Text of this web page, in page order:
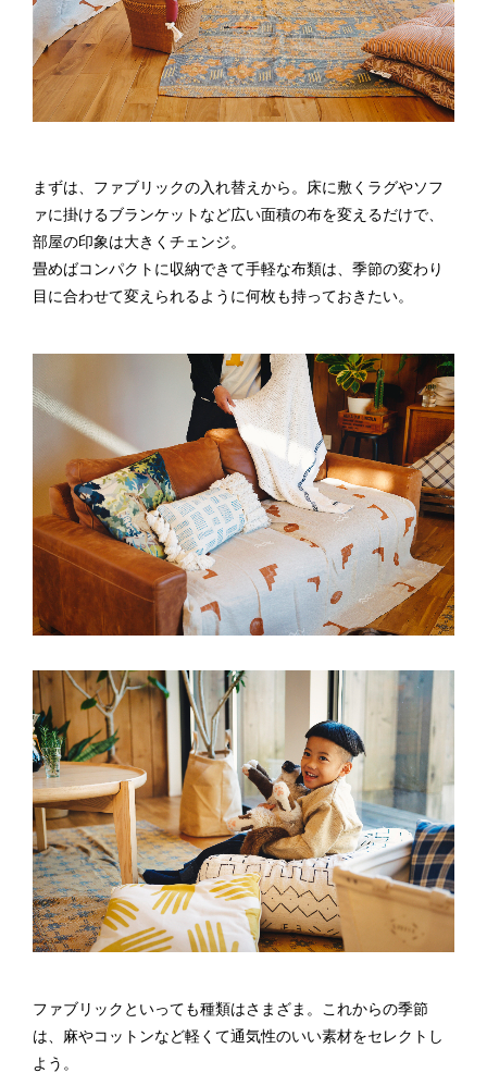
まずは、ファブリックの入れ替えから。床に敷くラグやソフ
ァに掛けるブランケットなど広い面積の布を変えるだけで、
部屋の印象は大きくチェンジ。
畳めばコンパクトに収納できて手軽な布類は、季節の変わり
目に合わせて変えられるように何枚も持っておきたい。
ファブリックといっても種類はさまざま。これからの季節
は、麻やコットンなど軽くて通気性のいい素材をセレクトし
よう。